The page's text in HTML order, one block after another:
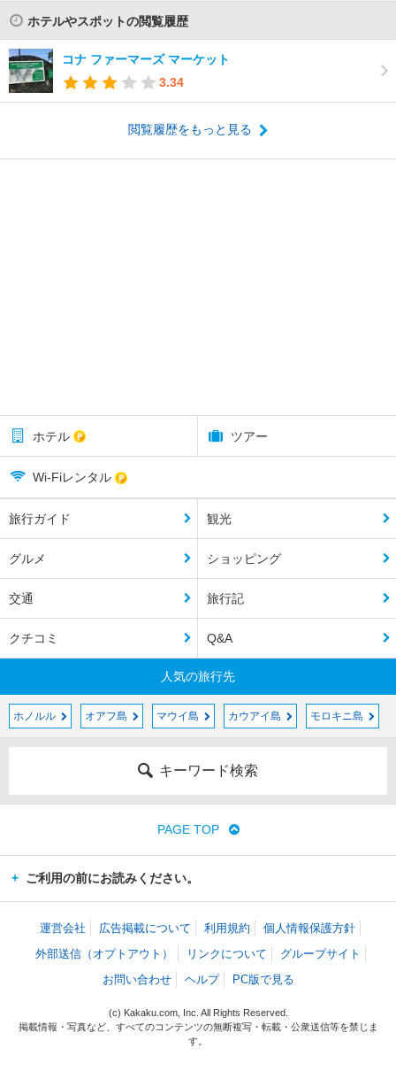
ホテルやスポットの閲覧履歴
コナ ファーマーズ マーケット
3.34
閲覧履歴をもっと見る
ホテル ツアー
Wi-Fiレンタル
旅行ガイド 観光
グルメ ショッピング
交通 旅行記
クチコミ Q&A
人気の旅行先
ホノルル オアフ島 マウイ島 カウアイ島 モロキニ島
キーワード検索
PAGE TOP
ご利用の前にお読みください。
運営会社 広告掲載について 利用規約
個人情報保護方針
外部送信（オプトアウト）
リンクについて
グループサイト
お問い合わせ
ヘルプ PC版で見る
(c) Kakaku.com, Inc. All Rights Reserved.
掲載情報・写真など、すべてのコンテンツの無断複写・転載・公衆送信等を禁じま
す。